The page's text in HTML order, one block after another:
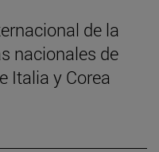
de la
nacionales de
Italia y Corea